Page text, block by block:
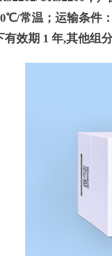
常温；运输条件
效期 1 年,其他组